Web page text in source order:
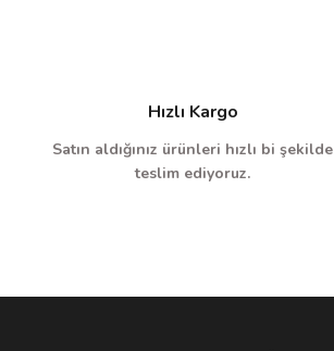
Hızlı Kargo
Satın aldığınız ürünleri hızlı bi şekilde
teslim ediyoruz.